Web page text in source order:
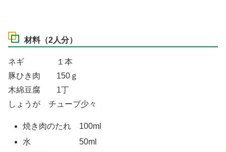
材料（2人分）
ネギ １本
豚ひき肉 150ｇ
木綿豆腐 1丁
しょうが チューブ少々
焼き肉のたれ 100ml
水 50ml